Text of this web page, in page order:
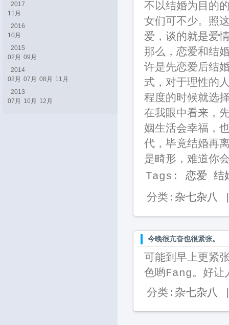
不以结婚为目的
女们可不少。照
爱，谈的就是爱
那么，恋爱和结
许是先恋爱后结
式，对于理性的
程度的时候就选
在我眼中看来，
姻生活会幸福，
代，毕竟结婚再
是畸形，难道你
Tags: 恋爱
结
分类: 杂七杂八
今晚很亢奋也很紧张。
可能到早上更紧
色哟Fang。好让
分类: 杂七杂八
2017
11月
2016
10月
2015
02月 09月
2014
02月 07月 08月
11月
2013
07月
10月 12月